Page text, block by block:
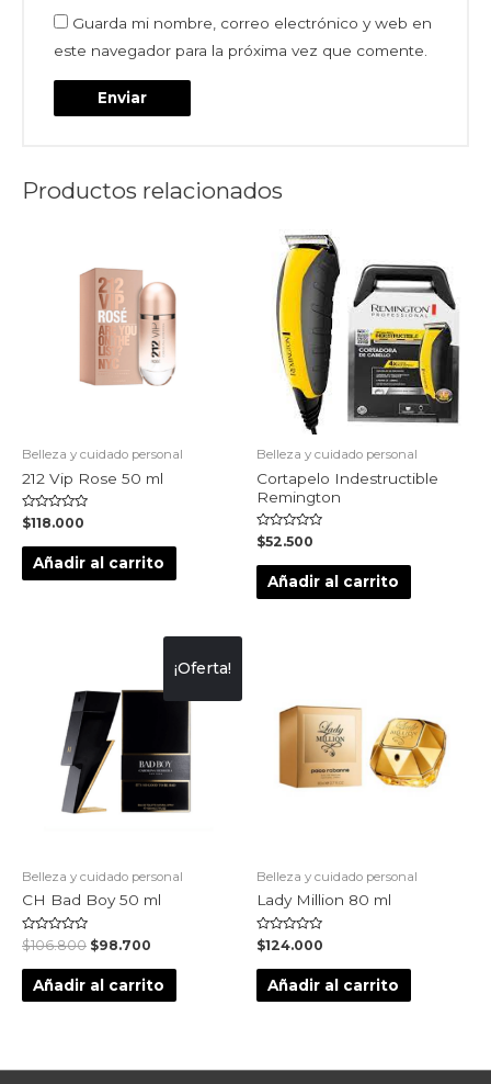
Guarda mi nombre, correo electrónico y web en
este navegador para la próxima vez que comente.
Productos relacionados
Belleza y cuidado personal
212 Vip Rose 50 ml
Valorado
en
0
$118.000
Añadir al carrito
Belleza y cuidado personal
Cortapelo Indestructible
Remington
Valorado
en
0
$52.500
Añadir al carrito
¡Oferta!
Belleza y cuidado personal
CH Bad Boy 50 ml
Valorado
en
0
$106.800 $98.700
Añadir al carrito
Belleza y cuidado personal
Lady Million 80 ml
Valorado
en
0
$124.000
Añadir al carrito